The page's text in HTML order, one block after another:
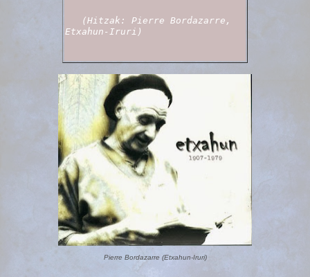
(Hitzak: Pierre Bordazarre,
Etxahun-Iruri)
Pierre Bordazarre (Etxahun-Iruri)